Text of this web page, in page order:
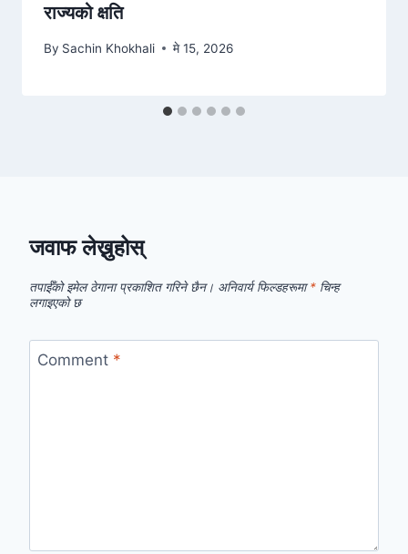
राज्यको क्षति
By Sachin Khokhali मे 15, 2026
जवाफ लेख्नुहोस्
तपाईँको इमेल ठेगाना प्रकाशित गरिने छैन। अनिवार्य फिल्डहरूमा* चिन्ह
लगाइएको छ
Comment *